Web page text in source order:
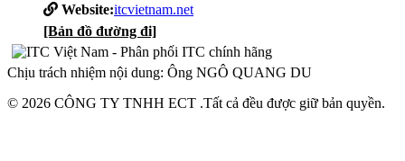
Website:itcvietnam.net
[Bản đồ đường đi]
Chịu trách nhiệm nội dung: Ông NGÔ QUANG DU
© 2026 CÔNG TY TNHH ECT .Tất cả đều được giữ bản quyền.